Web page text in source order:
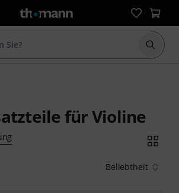
Suche
für Violine
Beliebtheit